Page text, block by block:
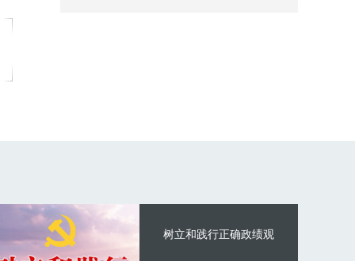
树立和践行正确政绩观